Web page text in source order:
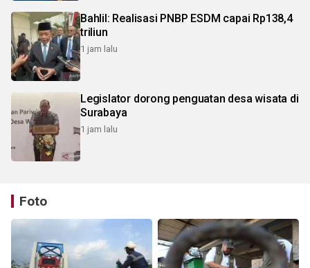
Bahlil: Realisasi PNBP ESDM capai Rp138,4
triliun
1 jam lalu
Legislator dorong penguatan desa wisata di
Surabaya
1 jam lalu
Foto